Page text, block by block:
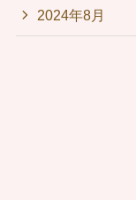
2024年8月